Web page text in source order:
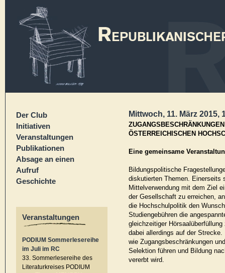
Der Club
Initiativen
Veranstaltungen
Publikationen
Absage an einen
Aufruf
Geschichte
Veranstaltungen
PODIUM Sommerlesereihe
im Juli im RC
33. Sommerlesereihe des
Literaturkreises PODIUM
Mittwoch, 11. März 2015,
ÖSTERREICHISCHEN
Eine gemeinsame
Bildungspolitische
diskutierten Themen. Einerseits
Mittelverwendung mit dem Ziel
der Gesellschaft zu erreichen,
die Hochschulpolitik den
Studiengebühren die
gleichzeitiger
dabei allerdings auf der
wie Zugangsbeschränkungen
Selektion führen und Bildung
vererbt wird.